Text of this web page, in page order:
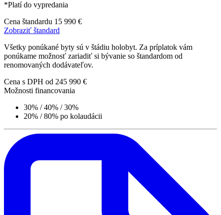
*Platí do vypredania
Cena štandardu 15 990 €
Zobraziť štandard
Všetky ponúkané byty sú v štádiu holobyt. Za príplatok vám
ponúkame možnosť zariadiť si bývanie so štandardom od
renomovaných dodávateľov.
Cena s DPH od 245 990 €
Možnosti financovania
30% / 40% / 30%
20% / 80% po kolaudácii